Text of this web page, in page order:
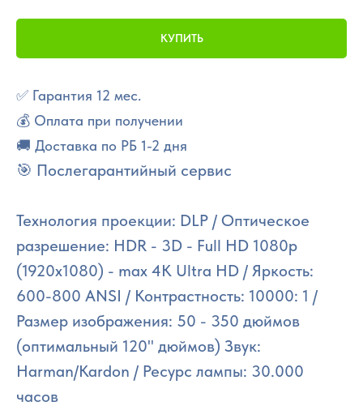
КУПИТЬ
✅ Гарантия 12 мес.
💰 Оплата при получении
🚚 Доставка по РБ 1-2 дня
🎯 Послегарантийный сервис
Технология проекции: DLP / Оптическое
разрешение: HDR - 3D - Full HD 1080p
(1920x1080) - max 4K Ultra HD / Яркость:
600-800 ANSI / Контрастность: 10000: 1 /
Размер изображения: 50 - 350 дюймов
(оптимальный 120" дюймов) Звук:
Harman/Kardon / Ресурс лампы: 30.000
часов